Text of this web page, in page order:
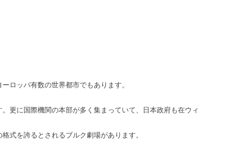
ロッパ有数の世界都市でもあります。
更に国際機関の本部が多く集まっていて、日本政府も在ウィ
式を誇るとされるブルク劇場があります。